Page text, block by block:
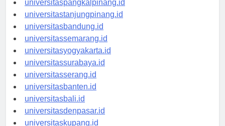
universitaspangkalpinang.id
universitastanjungpinang.id
universitasbandung.id
universitassemarang.id
universitasyogyakarta.id
universitassurabaya.id
universitasserang.id
universitasbanten.id
universitasbali.id
universitasdenpasar.id